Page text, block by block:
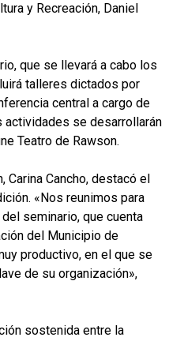
y Recreación, Daniel
que se llevará a cabo los
talleres dictados por
central a cargo de
se desarrollarán
Teatro de Rawson.
Carina Cancho, destacó el
«Nos reunimos para
seminario, que cuenta
del Municipio de
productivo, en el que se
de su organización»,
sostenida entre la